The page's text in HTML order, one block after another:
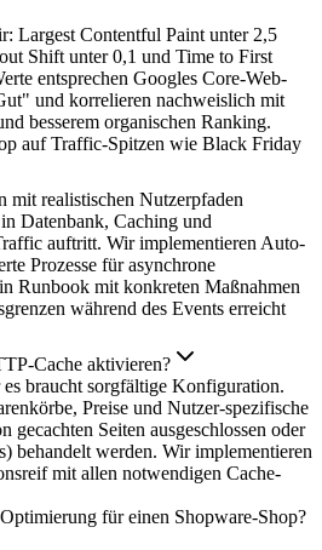
Largest Contentful Paint unter 2,5
Shift unter 0,1 und Time to First
entsprechen Googles Core-Web-
und korrelieren nachweislich mit
besserem organischen Ranking.
auf Traffic-Spitzen wie Black Friday
mit realistischen Nutzerpfaden
Datenbank, Caching und
auftritt. Wir implementieren Auto-
Prozesse für asynchrone
Runbook mit konkreten Maßnahmen
während des Events erreicht
Cache aktivieren?
braucht sorgfältige Konfiguration.
Preise und Nutzer-spezifische
gecachten Seiten ausgeschlossen oder
behandelt werden. Wir implementieren
mit allen notwendigen Cache-
für einen Shopware-Shop?